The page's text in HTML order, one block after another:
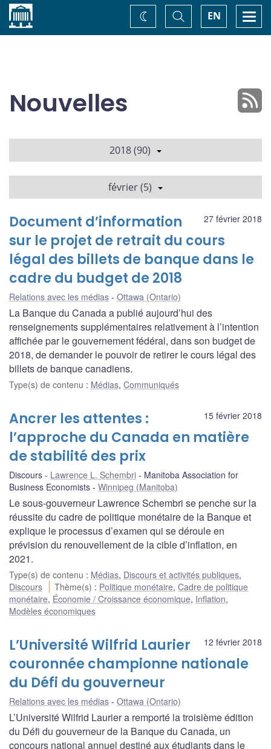
Accueil EN
Basculer
la
recherche
Changez
de
Nouvelles
2018 (90)
février (5)
27 février 2018
Document d’information
sur le projet de retrait du cours
légal des billets de banque dans le
cadre du budget de 2018
Relations avec les médias Ottawa (Ontario)
La Banque du Canada a publié aujourd’hui des
renseignements supplémentaires relativement à l’intention
affichée par le gouvernement fédéral, dans son budget de
2018, de demander le pouvoir de retirer le cours légal des
billets de banque canadiens.
Type(s) de contenu : Médias, Communiqués
15 février 2018
Ancrer les attentes :
l’approche du Canada en matière
de stabilité des prix
Discours Lawrence L. Schembri
Manitoba Association for
Business Economists
Winnipeg (Manitoba)
Le sous-gouverneur Lawrence Schembri se penche sur la
réussite du cadre de politique monétaire de la Banque et
explique le processus d’examen qui se déroule en
prévision du renouvellement de la cible d’inflation, en
2021.
Type(s) de contenu : Médias, Discours et activités publiques,
Discours
Thème(s) : Politique monétaire,Cadre de politique
monétaire, Économie / Croissance économique, Inflation,
Modèles économiques
12 février 2018
L’Université Wilfrid Laurier
couronnée championne nationale
du Défi du gouverneur
Relations avec les médias Ottawa (Ontario)
L’Université Wilfrid Laurier a remporté la troisième édition
du Défi du gouverneur de la Banque du Canada, un
concours national annuel destiné aux étudiants dans le